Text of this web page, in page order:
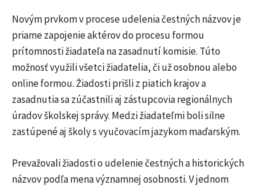
Novým prvkom v procese udelenia čestných názvov je
priame zapojenie aktérov do procesu formou
prítomnosti žiadateľa na zasadnutí komisie. Túto
možnosť využili všetci žiadatelia, či už osobnou alebo
online formou. Žiadosti prišli z piatich krajov a
zasadnutia sa zúčastnili aj zástupcovia regionálnych
úradov školskej správy. Medzi žiadateľmi boli silne
zastúpené aj školy s vyučovacím jazykom maďarským.
Prevažovali žiadosti o udelenie čestných a historických
názvov podľa mena významnej osobnosti. V jednom